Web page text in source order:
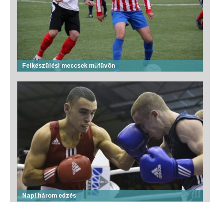
Felkészülési meccsek műfüvön
Napi három edzés